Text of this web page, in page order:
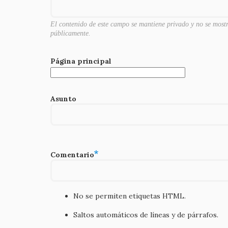
El contenido de este campo se mantiene privado y no se
públicamente.
Página principal
Asunto
Comentario
No se permiten etiquetas HTML.
Saltos automáticos de líneas y de párrafos.